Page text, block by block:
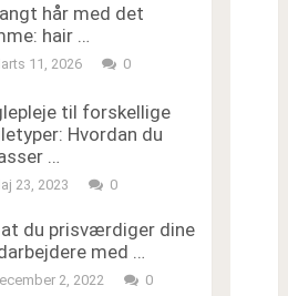
hår med det
hair …
11, 2026 0
til forskellige
Hvordan du
…
23, 2023 0
du prisværdiger dine
med …
2, 2022 0